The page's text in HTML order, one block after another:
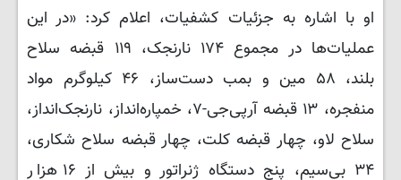
او با اشاره به جزئیات کشفیات، اعلام کرد: «در این
عملیات‌ها در مجموع ۱۷۴ نارنجک، ۱۱۹ قبضه سلاح
بلند، ۵۸ مین و بمب دست‌ساز، ۴۶ کیلوگرم مواد
منفجره، ۱۳ قبضه آرپی‌جی-۷، خمپاره‌انداز، نارنجک‌انداز،
سلاح لاو، چهار قبضه کلت، چهار قبضه سلاح شکاری،
۳۴ بی‌سیم، پنج دستگاه ژنراتور و بیش از ۱۶ هزار